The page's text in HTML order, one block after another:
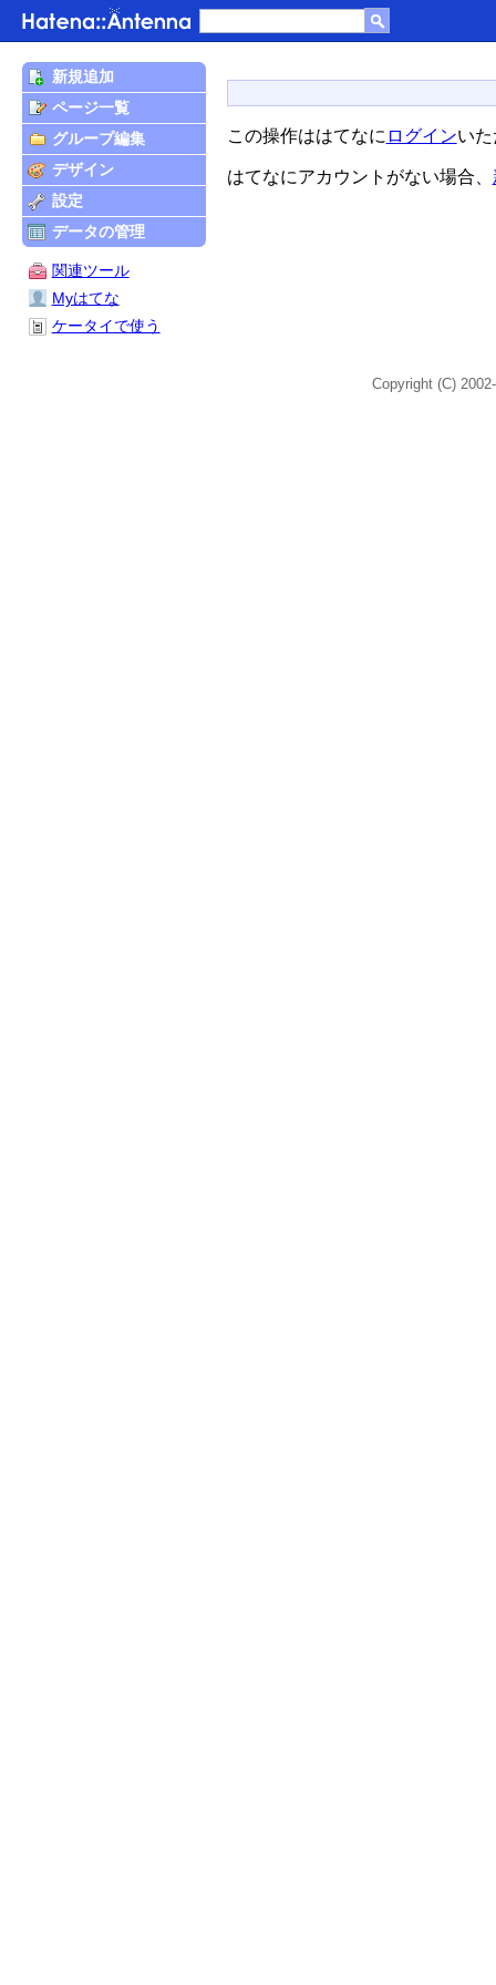
この操作ははてなに ログインい
はてなにアカウントがない場合、
新規追加
ページ一覧
グループ編集
デザイン
設定
データの管理
関連ツール
Myはてな
ケータイで使う
Copyright (C)